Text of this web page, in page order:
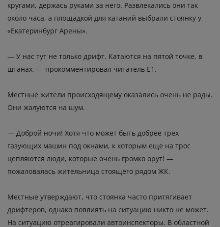
кругами, держась руками за него. Развлекались они так
около часа, а площадкой для катаний выбрали стоянку у
«Екатеринбург Арены».
— У нас тут не только дрифт. Катаются на пятой точке, в
штанах, — прокомментировал читатель Е1.
Местные жители происходящему оказались очень не рады.
Они жалуются на шум.
— Доброй ночи! Хотя что может быть добрее трех
газующих машин под окнами, к которым еще на трос
цепляются люди, которые очень громко орут! —
пожаловалась жительница стоящего рядом ЖК.
Местные утверждают, что стоянка часто притягивает
дрифтеров, однако повлиять на ситуацию никто не может.
На ситуацию отреагировали автоинспекторы. В областной